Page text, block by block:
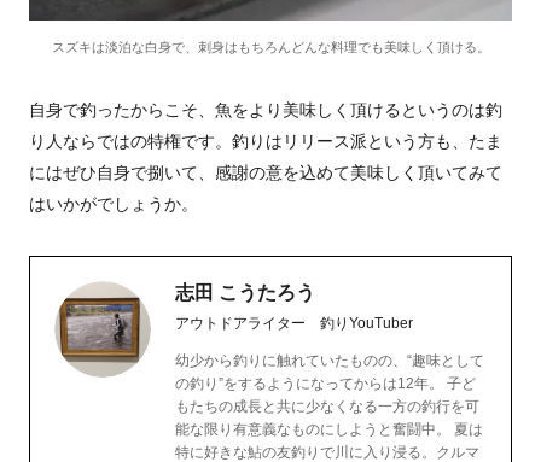
スズキは淡泊な白身で、刺身はもちろんどんな料理でも美味しく頂ける。
自身で釣ったからこそ、魚をより美味しく頂けるというのは釣
り人ならではの特権です。釣りはリリース派という方も、たま
にはぜひ自身で捌いて、感謝の意を込めて美味しく頂いてみて
はいかがでしょうか。
志田 こうたろう
アウトドアライター 釣りYouTuber
幼少から釣りに触れていたものの、“趣味として
の釣り”をするようになってからは12年。 子ど
もたちの成長と共に少なくなる一方の釣行を可
能な限り有意義なものにしようと奮闘中。 夏は
特に好きな鮎の友釣りで川に入り浸る。クルマ